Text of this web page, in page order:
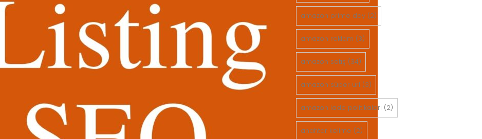
amazon prime day (2)
amazon reklam (3)
amazon satış (34)
amazon süper url (3)
amazon i̇ade politikaları (2)
anahtar kelime (2)